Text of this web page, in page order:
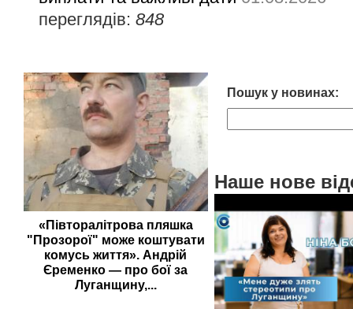
переглядів:848
«Півторалітрова пляшка
"Прозорої" може коштувати
комусь життя». Андрій
Єременко — про бої за
Луганщину,...
Пошук у новинах:
Наше нове